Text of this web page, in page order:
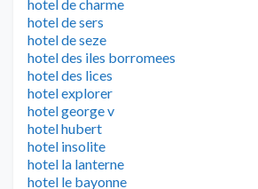
hotel de charme
hotel de sers
hotel de seze
hotel des iles borromees
hotel des lices
hotel explorer
hotel george v
hotel hubert
hotel insolite
hotel la lanterne
hotel le bayonne